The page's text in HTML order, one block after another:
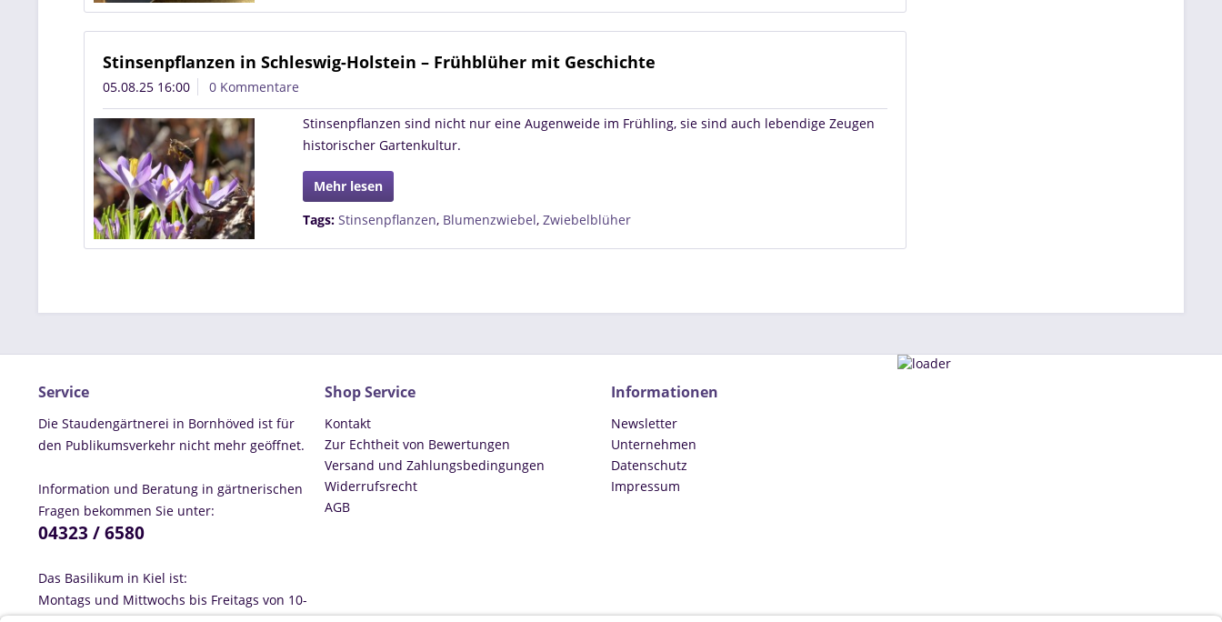
Stinsenpflanzen in Schleswig-Holstein – Frühblüher mit Geschichte
05.08.25 16:00 0 Kommentare
Stinsenpflanzen sind nicht nur eine Augenweide im Frühling, sie sind auch lebendige Zeugen
historischer Gartenkultur.
Mehr lesen
Tags: Stinsenpflanzen, Blumenzwiebel, Zwiebelblüher
Service
Die Staudengärtnerei in Bornhöved ist für
den Publikumsverkehr nicht mehr geöffnet.
Information und Beratung in gärtnerischen
Fragen bekommen Sie unter:
04323 / 6580
Das Basilikum in Kiel ist:
Montags und Mittwochs bis Freitags von 10-
Shop Service
Kontakt
Zur Echtheit von Bewertungen
Versand und Zahlungsbedingungen
Widerrufsrecht
AGB
Informationen
Newsletter
Unternehmen
Datenschutz
Impressum